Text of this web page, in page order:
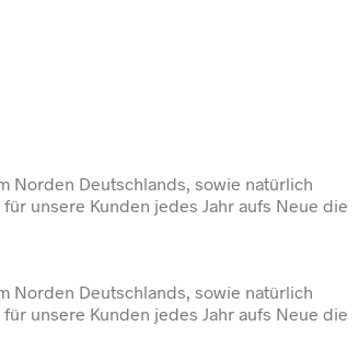
Norden Deutschlands, sowie natürlich
unsere Kunden jedes Jahr aufs Neue die
Norden Deutschlands, sowie natürlich
unsere Kunden jedes Jahr aufs Neue die